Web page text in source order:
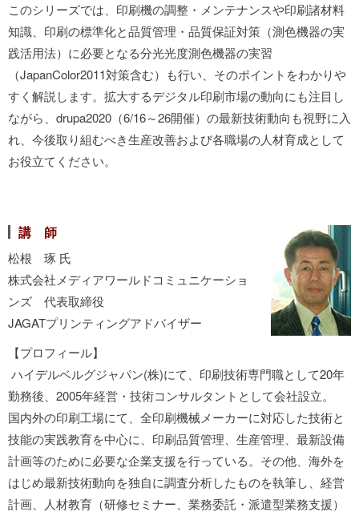
このシリーズでは、印刷機の調整・メンテナンスや印刷諸材料
知識、印刷の標準化と品質管理・品質保証対策（測色機器の実
践活用法）に必要となる分光光度測色機器の実習
（JapanColor2011対策含む）も行い、そのポイントをわかりや
すく解説します。拡大するデジタル印刷市場の動向にも注目し
ながら、drupa2020（6/16～26開催）の最新技術動向も視野に入
れ、今後取り組むべき生産改善および各職場の人材育成として
お役立てください。
講 師
松根 琢 氏
株式会社メディアワールドコミュニケーショ
ンズ 代表取締役
JAGATプリンティングアドバイザー
【プロフィール】
ハイデルベルグジャパン(株)にて、印刷技術専門職として20年
勤務後、2005年経営・技術コンサルタントとして会社設立。
国内外の印刷工場にて、全印刷機械メーカーに対応した技術と
技能の実践教育を中心に、印刷品質管理、生産管理、最新設備
計画等のために必要な企業支援を行っている。その他、海外を
はじめ最新技術動向を独自に調査分析したものを執筆し、経営
計画、人材教育（研修セミナー、業務委託・派遣型業務支援）